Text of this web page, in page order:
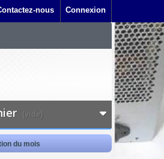
Connexion
nous
(vide)
du mois